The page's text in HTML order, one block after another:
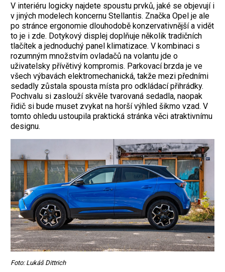
V interiéru logicky najdete spoustu prvků, jaké se objevují i
v jiných modelech koncernu Stellantis. Značka Opel je ale
po stránce ergonomie dlouhodobě konzervativnější a vidět
to je i zde. Dotykový displej doplňuje několik tradičních
tlačítek a jednoduchý panel klimatizace. V kombinaci s
rozumným množstvím ovladačů na volantu jde o
uživatelsky přívětivý kompromis. Parkovací brzda je ve
všech výbavách elektromechanická, takže mezi předními
sedadly zůstala spousta místa pro odkládací přihrádky.
Pochvalu si zaslouží skvěle tvarovaná sedadla, naopak
řidič si bude muset zvykat na horší výhled šikmo vzad. V
tomto ohledu ustoupila praktická stránka věci atraktivnímu
designu.
Foto: Lukáš Dittrich